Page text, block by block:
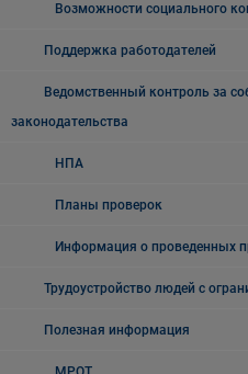
Возможности социального
Поддержка работодателей
Ведомственный контроль за
законодательства
НПА
Планы проверок
Информация о проведенных
Трудоустройство людей с
Полезная информация